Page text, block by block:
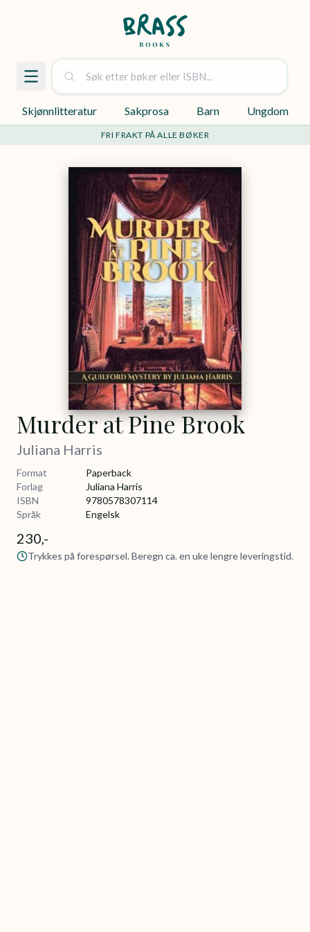
Skjønnlitteratur Sakprosa Barn Ungdom
FRI FRAKT PÅ ALLE BØKER
Murder at Pine Brook
Juliana Harris
Format
Paperback
Forlag
Juliana Harris
ISBN
9780578307114
Språk
Engelsk
230,-
Trykkes på forespørsel. Beregn ca. en uke lengre leveringstid.